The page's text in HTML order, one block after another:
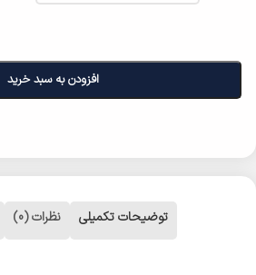
افزودن به سبد خرید
توضیحات تکمیلی نظرات (0)